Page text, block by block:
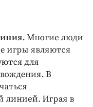
Многие люди
игры являются
для
В
линией. Играя в